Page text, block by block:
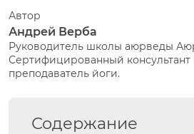
Автор
Андрей Верба
Руководитель школы аюрведы
Сертифицированный
преподаватель йоги.
Содержание